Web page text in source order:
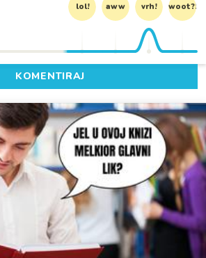
lol! aww vrh! woot?!
KOMENTIRAJ